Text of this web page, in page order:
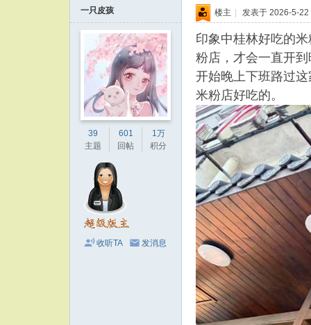
一只皮孩
39
主题
601
回帖
1万
积分
收听TA 发消息
楼主 | 发表于 2026-5-
印象中桂林好吃的
粉店，才会一直开
开始晚上下班路过
米粉店好吃的。